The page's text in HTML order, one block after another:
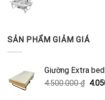
SẢN PHẨM GIẢM GIÁ
Giường Extra
4.500.000₫ Giá